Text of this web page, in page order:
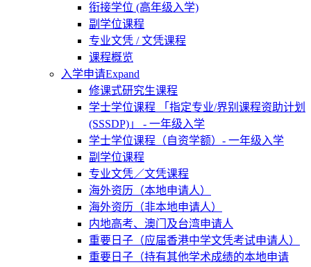
衔接学位 (高年级入学)
副学位课程
专业文凭 / 文凭课程
课程概览
入学申请Expand
修课式研究生课程
学士学位课程 「指定专业/界别课程资助计划
(SSSDP)」 - 一年级入学
学士学位课程（自资学额）- 一年级入学
副学位课程
专业文凭／文凭课程
海外资历（本地申请人）
海外资历（非本地申请人）
内地高考、澳门及台湾申请人
重要日子（应届香港中学文凭考试申请人）
重要日子（持有其他学术成绩的本地申请